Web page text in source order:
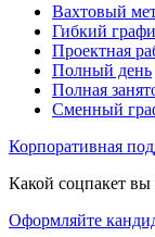
Вахтовый
Гибкий
Проектная
Полный день
Полная
Сменный
Корпоративная
Какой соцпакет вы
Оформляйте